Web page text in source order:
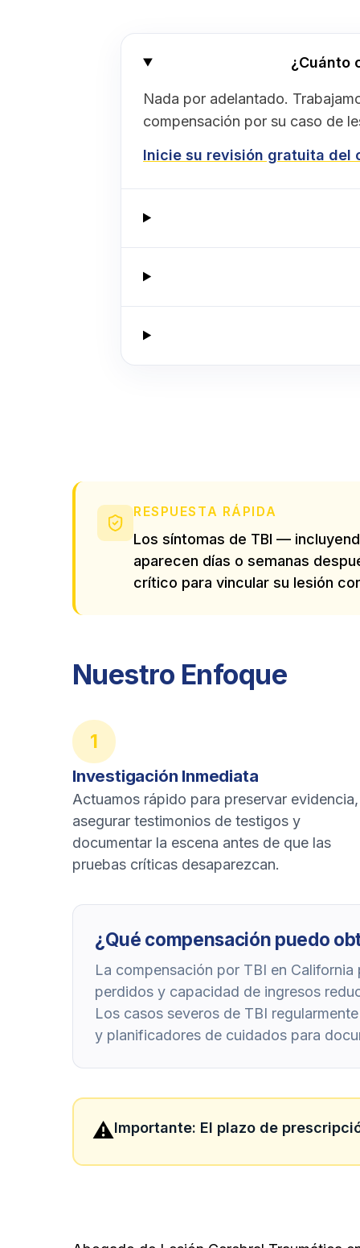
¿Cuánto
Nada por adelantado.
compensación por su caso de
Inicie su revisión gratuita del
RESPUESTA RÁPIDA
Los síntomas de TBI —
aparecen días o semanas
crítico para vincular su lesión
Nuestro Enfoque
1
Investigación Inmediata
Actuamos rápido para preservar evidencia,
asegurar testimonios de testigos y
documentar la escena antes de que las
pruebas críticas desaparezcan.
¿Qué compensación puedo
La compensación por TBI en
perdidos y capacidad de ingresos
Los casos severos de TBI
y planificadores de cuidados para
⚠️Importante: El plazo de